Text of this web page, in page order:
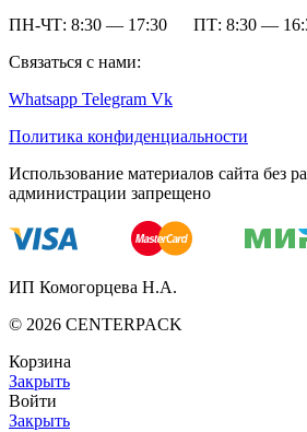
ПН-ЧТ: 8:30 — 17:30 ПТ: 8:30 —
Связаться с нами:
Whatsapp Telegram Vk
Политика конфиденциальности
Использование материалов сайта без
администрации запрещено
ИП Комогорцева Н.А.
© 2026 CENTERPACK
Корзина
Закрыть
Войти
Закрыть